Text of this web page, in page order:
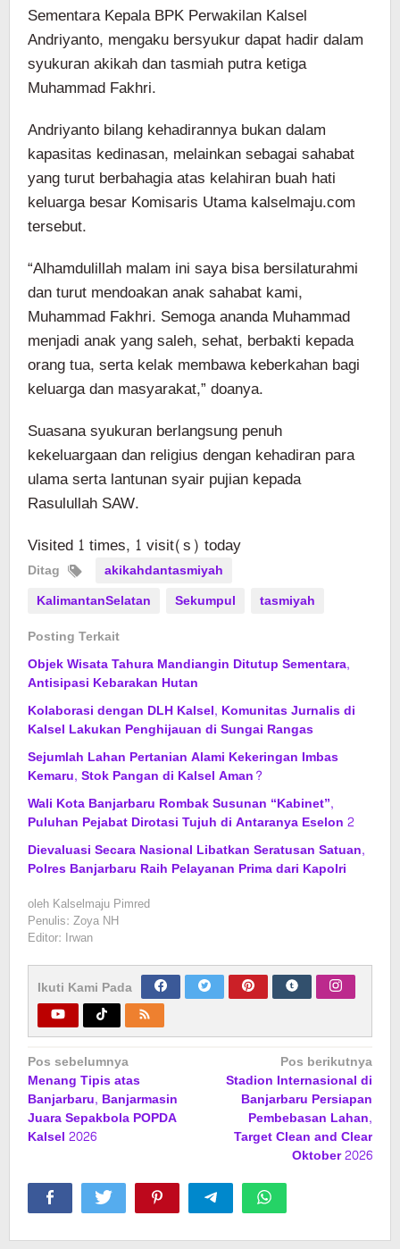
Sementara Kepala BPK Perwakilan Kalsel
Andriyanto, mengaku bersyukur dapat hadir dalam
syukuran akikah dan tasmiah putra ketiga
Muhammad Fakhri.
Andriyanto bilang kehadirannya bukan dalam
kapasitas kedinasan, melainkan sebagai sahabat
yang turut berbahagia atas kelahiran buah hati
keluarga besar Komisaris Utama kalselmaju.com⁠
tersebut.
“Alhamdulillah malam ini saya bisa bersilaturahmi
dan turut mendoakan anak sahabat kami,
Muhammad Fakhri. Semoga ananda Muhammad
menjadi anak yang saleh, sehat, berbakti kepada
orang tua, serta kelak membawa keberkahan bagi
keluarga dan masyarakat,” doanya.
Suasana syukuran berlangsung penuh
kekeluargaan dan religius dengan kehadiran para
ulama serta lantunan syair pujian kepada
Rasulullah SAW.
Visited 1 times, 1 visit(s) today
Ditag
akikahdantasmiyah
KalimantanSelatan
Sekumpul
tasmiyah
Posting Terkait
Objek Wisata Tahura Mandiangin Ditutup Sementara,
Antisipasi Kebarakan Hutan
Kolaborasi dengan DLH Kalsel, Komunitas Jurnalis di
Kalsel Lakukan Penghijauan di Sungai Rangas
Sejumlah Lahan Pertanian Alami Kekeringan Imbas
Kemaru, Stok Pangan di Kalsel Aman?
Wali Kota Banjarbaru Rombak Susunan “Kabinet”,
Puluhan Pejabat Dirotasi Tujuh di Antaranya Eselon 2
Dievaluasi Secara Nasional Libatkan Seratusan Satuan,
Polres Banjarbaru Raih Pelayanan Prima dari Kapolri
oleh Kalselmaju Pimred
Penulis: Zoya NH
Editor: Irwan
Ikuti Kami Pada
Navigasi
pos
Pos sebelumnya
Menang Tipis atas
Banjarbaru, Banjarmasin
Juara Sepakbola POPDA
Kalsel 2026
Pos berikutnya
Stadion Internasional di
Banjarbaru Persiapan
Pembebasan Lahan,
Target Clean and Clear
Oktober 2026